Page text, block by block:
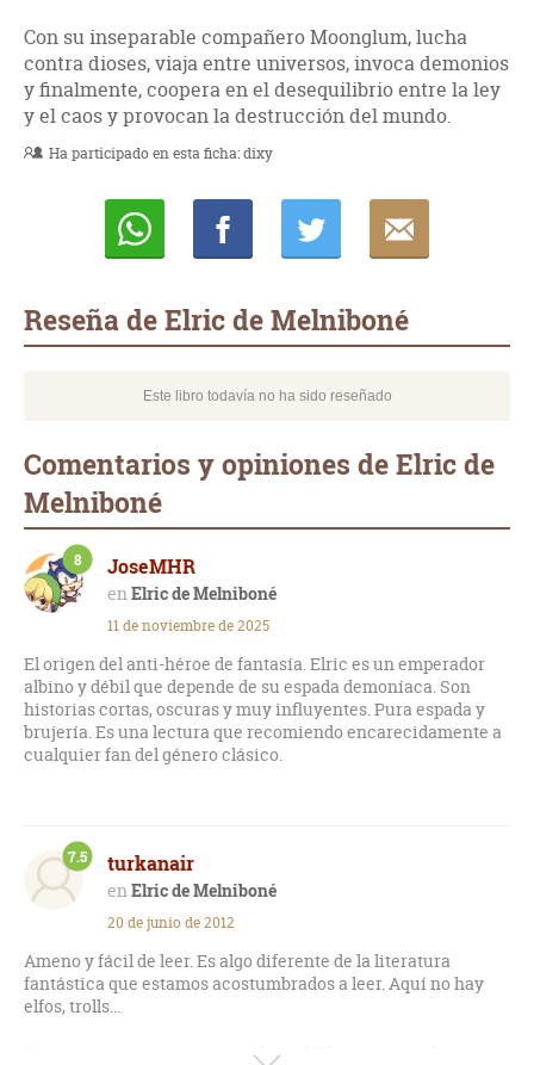
Con su inseparable compañero Moonglum, lucha
contra dioses, viaja entre universos, invoca demonios
y finalmente, coopera en el desequilibrio entre la ley
y el caos y provocan la destrucción del mundo.
Ha participado en esta ficha:dixy
Reseña de Elric de Melniboné
Este libro todavía no ha sido reseñado
Comentarios y opiniones de Elric de
Melniboné
JoseMHR
Elric de Melniboné
8
11 de noviembre de 2025
El origen del anti-héroe de fantasía. Elric es un emperador
albino y débil que depende de su espada demoníaca. Son
historias cortas, oscuras y muy influyentes. Pura espada y
brujería. Es una lectura que recomiendo encarecidamente a
cualquier fan del género clásico.
turkanair
Elric de Melniboné
7.5
20 de junio de 2012
Ameno y fácil de leer. Es algo diferente de la literatura
fantástica que estamos acostumbrados a leer. Aquí no hay
elfos, trolls...
Esta primera parte no está nada mal. El personaje además